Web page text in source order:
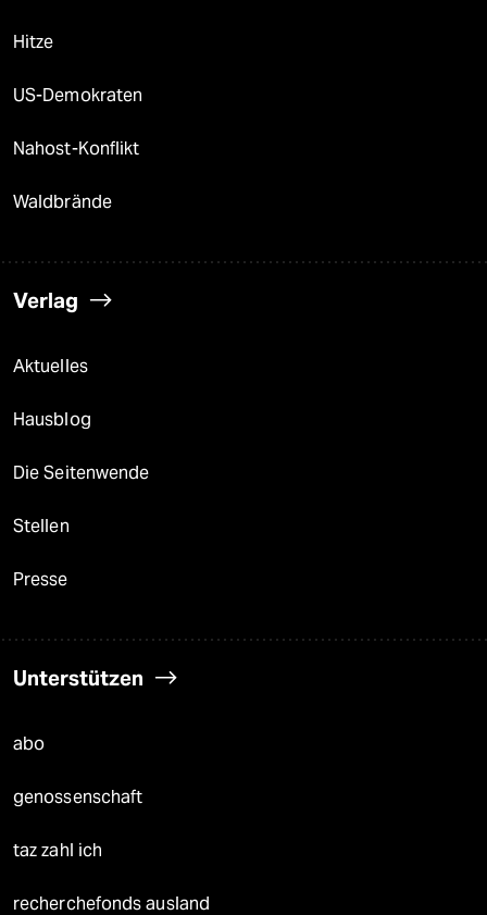
Hitze
US-Demokraten
Nahost-Konflikt
Waldbrände
Verlag
Aktuelles
Hausblog
Die Seitenwende
Stellen
Presse
Unterstützen
abo
genossenschaft
taz zahl ich
recherchefonds ausland